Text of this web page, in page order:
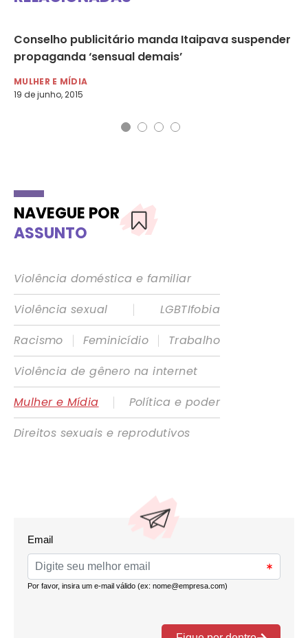
Conselho publicitário manda Itaipava suspender
propaganda ‘sensual demais’
MULHER E MÍDIA
19 de junho, 2015
NAVEGUE POR
ASSUNTO
Violência doméstica e familiar
Violência sexual
|
LGBTIfobia
Racismo
| Feminicídio |
Trabalho
Violência de gênero na internet
Mulher e Mídia
|
Política e poder
Direitos sexuais e reprodutivos